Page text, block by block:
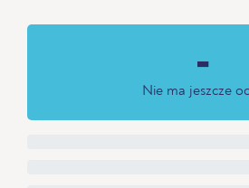
-
Nie ma jeszcze